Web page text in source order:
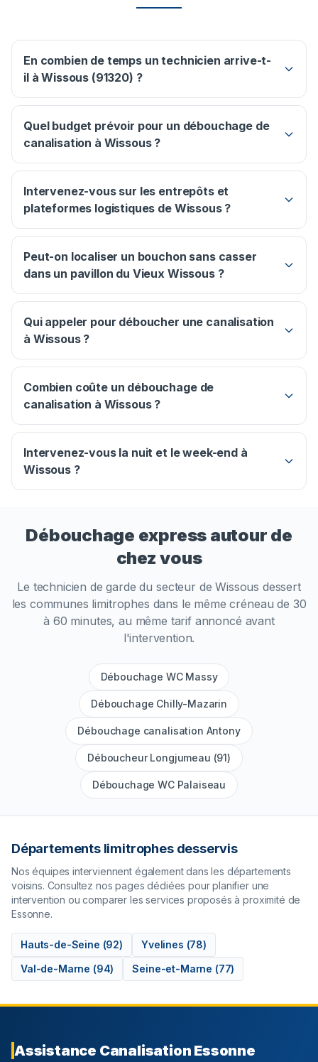
En combien de temps un technicien arrive-t-
il à Wissous (91320) ?
Quel budget prévoir pour un débouchage de
canalisation à Wissous ?
Intervenez-vous sur les entrepôts et
plateformes logistiques de Wissous ?
Peut-on localiser un bouchon sans casser
dans un pavillon du Vieux Wissous ?
Qui appeler pour déboucher une canalisation
à Wissous ?
Combien coûte un débouchage de
canalisation à Wissous ?
Intervenez-vous la nuit et le week-end à
Wissous ?
Débouchage express autour de
chez vous
Le technicien de garde du secteur deWissous dessert
les communes limitrophes dans le même créneau de 30
à 60 minutes, au même tarif annoncé avant
l'intervention.
Débouchage WC Massy
Débouchage Chilly-Mazarin
Débouchage canalisation Antony
Déboucheur Longjumeau (91)
Débouchage WC Palaiseau
Départements limitrophes desservis
Nos équipes interviennent également dans les départements
voisins. Consultez nos pages dédiées pour planifier une
intervention ou comparer les services proposés à proximité de
Essonne.
Hauts-de-Seine (92) Yvelines (78)
Val-de-Marne (94) Seine-et-Marne (77)
Assistance Canalisation Essonne